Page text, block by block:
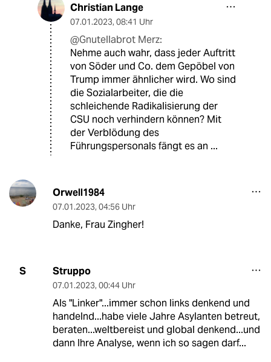
Christian Lange
07.01.2023, 08:41 Uhr
@Gnutellabrot Merz:
Nehme auch wahr, dass jeder Auftritt
von Söder und Co. dem Gepöbel von
Trump immer ähnlicher wird. Wo sind
die Sozialarbeiter, die die
schleichende Radikalisierung der
CSU noch verhindern können? Mit
der Verblödung des
Führungspersonals fängt es an ...
Orwell1984
07.01.2023, 04:56 Uhr
Danke, Frau Zingher!
S Struppo
07.01.2023, 00:44 Uhr
Als "Linker"...immer schon links denkend und
handelnd...habe viele Jahre Asylanten betreut,
beraten...weltbereist und global denkend...und
dann Ihre Analyse, wenn ich so sagen darf...